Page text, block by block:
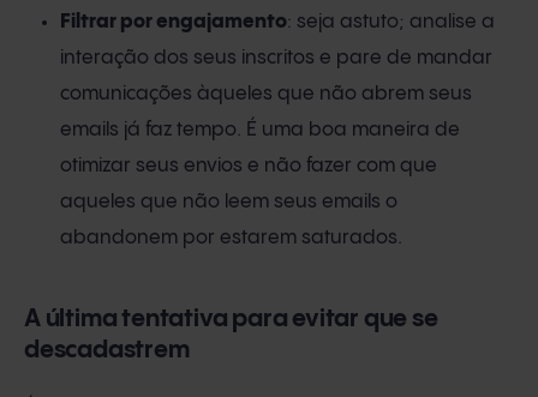
Filtrar por engajamento: seja astuto; analise a
interação dos seus inscritos e pare de mandar
comunicações àqueles que não abrem seus
emails já faz tempo. É uma boa maneira de
otimizar seus envios e não fazer com que
aqueles que não leem seus emails o
abandonem por estarem saturados.
A última tentativa para evitar que se
descadastrem